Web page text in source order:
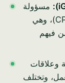
مسؤولة
عن بطاقة السجل السكاني المركزي (CPR)، وهي
فيهم
وعلاقات
وتختلف